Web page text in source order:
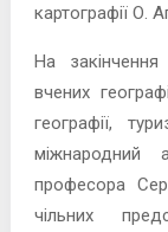
картографії О.
На закінчення
вчених
географії,
міжнародний
професора
чільних